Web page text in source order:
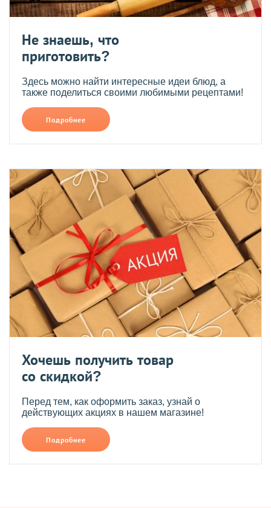
Не знаешь, что
приготовить?
Здесь можно найти интересные идеи блюд, а
также поделиться своими любимыми рецептами!
Подробнее
Хочешь получить товар
со скидкой?
Перед тем, как оформить заказ, узнай о
действующих акциях в нашем магазине!
Подробнее